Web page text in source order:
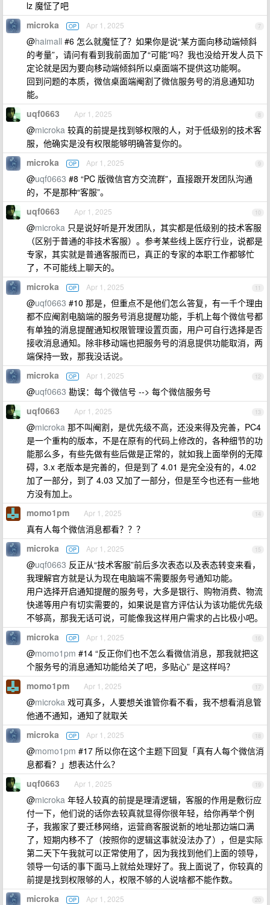
lz 魔怔了吧
7
microka OP Apr 1, 2025
@haimall #6 怎么就魔怔了？如果你是说“某方面向移动端倾斜
的考量”，请问有看到我前面加了“可能”吗？我也没给开发人员下
定论就是因为要向移动端倾斜所以桌面端不提供这功能啊。
回到问题的本质，微信桌面端阉割了微信服务号的消息通知功
能。
8
uqf0663 Apr 1, 2025
@microka 较真的前提是找到够权限的人，对于低级别的技术客
服，他确实是没有权限能够明确答复你的。
9
microka OP Apr 1, 2025
@uqf0663 #8 “PC 版微信官方交流群”，直接跟开发团队沟通
的，不是那种“客服”。
10
uqf0663 Apr 1, 2025
@microka 只是说好听是开发团队，其实都是低级别的技术客服
（区别于普通的非技术客服）。参考某些线上医疗行业，说都是
专家，其实就是普通客服而已，真正的专家的本职工作都够忙
了，不可能线上聊天的。
11
microka OP Apr 1, 2025
@uqf0663 #10 那是，但重点不是他们怎么答复，有一千个理由
都不应阉割电脑端的服务号消息提醒功能，手机上每个微信号都
有单独的消息提醒通知权限管理设置页面，用户可自行选择是否
接收消息通知。除非移动端也把服务号的消息提供功能取消，两
端保持一致，那我没话说。
12
microka OP Apr 1, 2025
@uqf0663 勘误：每个微信号 --> 每个微信服务号
13
uqf0663 Apr 1, 2025
@microka 那不叫阉割，是优先级不高，还没来得及完善，PC4
是一个重构的版本，不是在原有的代码上修改的，各种细节的功
能那么多，有些先做有些后做是正常的，就如我上面举例的无障
碍，3.x 老版本是完善的，但是到了 4.01 是完全没有的，4.02
加了一部分，到了 4.03 又加了一部分，但是至今也还有一些地
方没有加上。
14
momo1pm Apr 1, 2025
真有人每个微信消息都看？？？
15
microka OP Apr 1, 2025
@uqf0663 反正从“技术客服”前后多次表态以及表态转变来看，
我理解官方就是认为现在电脑端不需要服务号通知功能。
用户选择开启通知提醒的服务号，大多是银行、购物消费、物流
快递等用户有切实需要的，如果说是官方评估认为该功能优先级
不够高，那我无话可说，可能像我这样用户需求的占比极小吧。
16
microka OP Apr 1, 2025
@momo1pm #14 “反正你们也不怎么看微信消息，那我就把这
个服务号的消息通知功能给关了吧，多贴心” 是这样吗？
17
momo1pm Apr 1, 2025
@microka 戏可真多，人要想关谁管你看不看，我不想看消息管
他通不通知，通知了就取关
18
microka OP Apr 1, 2025
@momo1pm #17 所以你在这个主题下回复「真有人每个微信消
息都看？」想表达什么？
19
uqf0663 Apr 1, 2025
@microka 年轻人较真的前提是理清逻辑，客服的作用是敷衍应
付一下，他们说的话你去较真就显得你很年轻，给你再举个例
子，我搬家了要迁移网络，运营商客服说新的地址那边端口满
了，短期内移不了（按照你的逻辑这事就没法办了），但是实际
第二天下午我就可以正常使用了，因为我找到他们上面的领导，
领导一句话的事下面马上就给处理好了。我上面说了，你较真的
前提是找到权限够的人，权限不够的人说啥都不能作数。
20
microka OP Apr 1, 2025